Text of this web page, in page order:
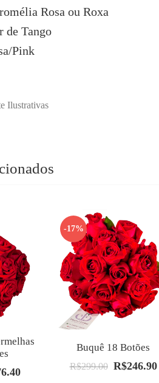
Rosa ou Roxa
de Tango
Pink
Ilustrativas
O
-17%
Buquê 18 Botões
R$299.00 O
R$246.90O